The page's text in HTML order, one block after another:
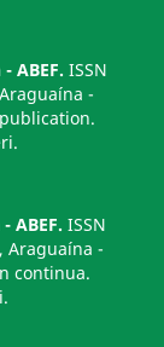
ABEF. ISSN
-
ABEF. ISSN
Araguaína -
continua.